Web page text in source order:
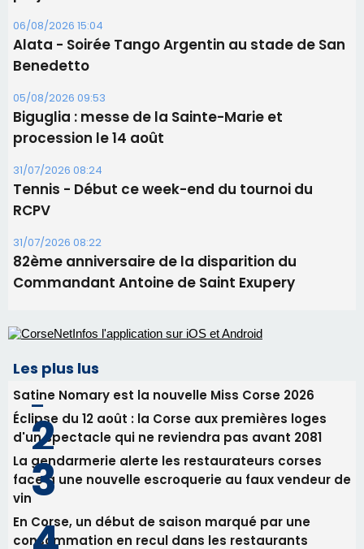
31/07/2026 08:24
Tennis - Début ce week-end du tournoi du
RCPV
31/07/2026 08:22
82ème anniversaire de la disparition du
Commandant Antoine de Saint Exupery
Les plus lus
Satine Nomary est la nouvelle Miss Corse 2026
Éclipse du 12 août : la Corse aux premières loges
d'un spectacle qui ne reviendra pas avant 2081
face à une nouvelle escroquerie au faux vendeur de
En Corse, un début de saison marqué par une
consommation en recul dans les restaurants
Deux jeunes Ajacciens sur la voie de la médecine
militaire
Newsletter
Inscrivez-vous à la newsletter de CNI et recevez par